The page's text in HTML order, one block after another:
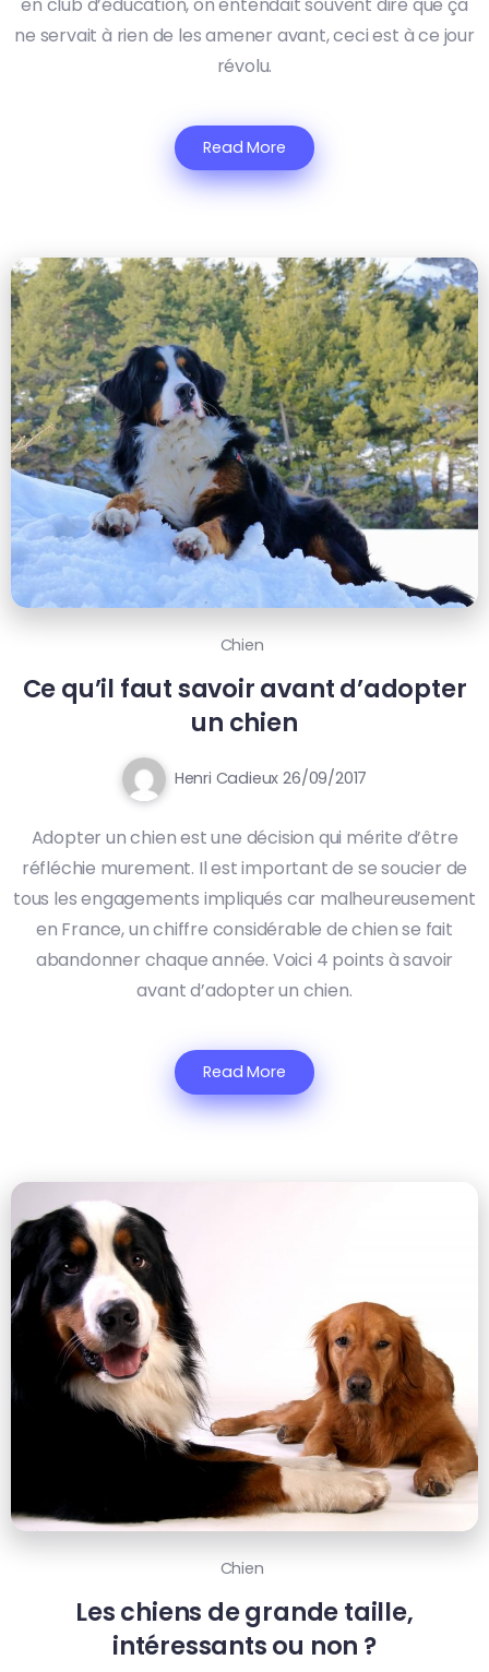
ne servait à rien de les amener avant, ceci est à ce jour
révolu.
Read More
Chien
Ce qu’il faut savoir avant d’adopter
un chien
Henri Cadieux 26/09/2017
Adopter un chien est une décision qui mérite d’être
réfléchie murement. Il est important de se soucier de
tous les engagements impliqués car malheureusement
en France, un chiffre considérable de chien se fait
abandonner chaque année. Voici 4 points à savoir
avant d’adopter un chien.
Read More
Chien
Les chiens de grande taille,
intéressants ou non ?